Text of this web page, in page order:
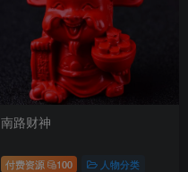
南路财神
付费资源 100 人物分类